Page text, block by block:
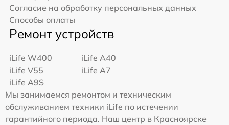
Согласие на обработку персональных данных
Способы оплаты
Ремонт устройств
iLife W400
iLife A40
iLife V55
iLife A7
iLife A9S
Мы занимаемся ремонтом и техническим
обслуживанием техники iLife по истечении
гарантийного периода. Наш центр в Красноярске